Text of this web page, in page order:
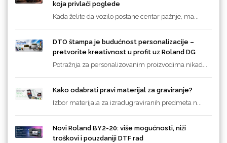
koja privlači poglede
Kada želite da vozilo postane centar pažnje, ma...
DTO štampa je budućnost personalizacije –
pretvorite kreativnost u profit uz Roland DG
Potražnja za personalizovanim proizvodima nikad...
Kako odabrati pravi materijal za graviranje?
Izbor materijala za izradugraviranih predmeta n...
Novi Roland BY2-20: više mogućnosti, niži
troškovi i pouzdaniji DTF rad